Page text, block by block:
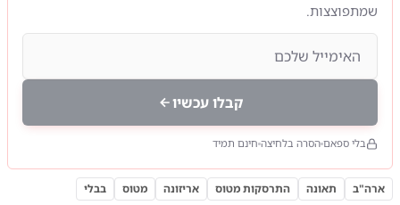
שמתפוצצות.
קבלו עכשיו
בלי ספאם הסרה בלחיצה חינם תמיד
ארה"ב תאונה התרסקות מטוס אריזונה מטוס בבלי